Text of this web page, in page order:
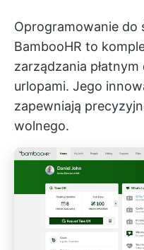
Oprogramowanie do
BambooHR to
zarządzania
urlopami. Jego
zapewniają
wolnego.